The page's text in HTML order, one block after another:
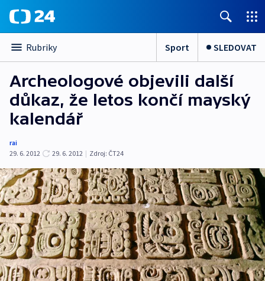
Rubriky Sport SLEDOVAT
Archeologové objevili další
důkaz, že letos končí mayský
kalendář
rai
29. 6. 2012
29. 6. 2012 | Zdroj: ČT24